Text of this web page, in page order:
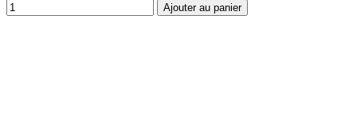
Ajouter au panier